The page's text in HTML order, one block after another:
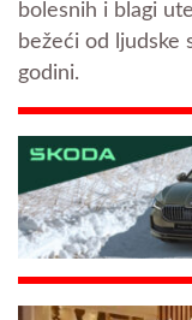
bolesnih i blagi
bežeći od ljudske
godini.